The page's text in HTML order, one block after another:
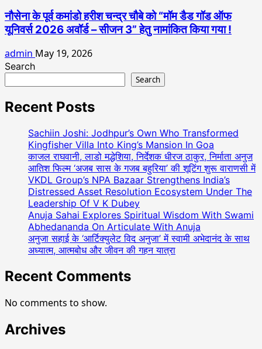
नौसेना के पूर्व कमांडो हरीश चन्द्र चौबे को “मॉम डैड गॉड ऑफ
यूनिवर्स 2026 अवॉर्ड – सीजन 3” हेतु नामांकित किया गया !
admin May 19, 2026
Search
Search
Recent Posts
Sachiin Joshi: Jodhpur’s Own Who Transformed
Kingfisher Villa Into King’s Mansion In Goa
काजल राघवानी, लाडो मद्धेशिया, निर्देशक धीरज ठाकुर, निर्माता अनुज
आतिश फिल्म ‘अजब सास के गजब बहुरिया’ की शूटिंग शुरू वाराणसी में
VKDL Group’s NPA Bazaar Strengthens India’s
Distressed Asset Resolution Ecosystem Under The
Leadership Of V K Dubey
Anuja Sahai Explores Spiritual Wisdom With Swami
Abhedananda On Articulate With Anuja
अनुजा सहाई के ‘आर्टिक्युलेट विद अनुजा’ में स्वामी अभेदानंद के साथ
अध्यात्म, आत्मबोध और जीवन की गहन यात्रा
Recent Comments
No comments to show.
Archives